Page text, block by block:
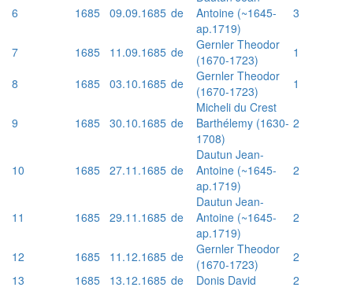
6 1685 09.09.1685 de
Antoine (~1645-
ap.1719)
3
7 1685 11.09.1685 de
Gernler Theodor
(1670-1723)
1
8
1685 03.10.1685 de
Gernler Theodor
(1670-1723)
1
9 1685 30.10.1685 de
Micheli du Crest
Barthélemy (1630-
1708)
2
10 1685 27.11.1685 de
Dautun Jean-
Antoine (~1645-
ap.1719)
2
11 1685 29.11.1685 de
Dautun Jean-
Antoine (~1645-
ap.1719)
2
12 1685 11.12.1685 de
Gernler Theodor
(1670-1723)
2
13
1685 13.12.1685 de Donis David
2